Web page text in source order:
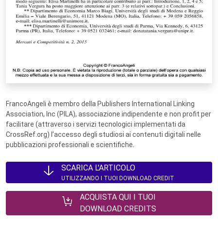
FrancoAngeli è membro della Publishers International Linking
Association, Inc (PILA), associazione indipendente e non profit per
facilitare (attraverso i servizi tecnologici implementati da
CrossRef.org) l’accesso degli studiosi ai contenuti digitali nelle
pubblicazioni professionali e scientifiche.
SCARICA L'ARTICOLO
UTILIZZANDO I TUOI DOWNLOAD CREDIT
ACQUISTA QUI I TUOI
DOWNLOAD CREDITS